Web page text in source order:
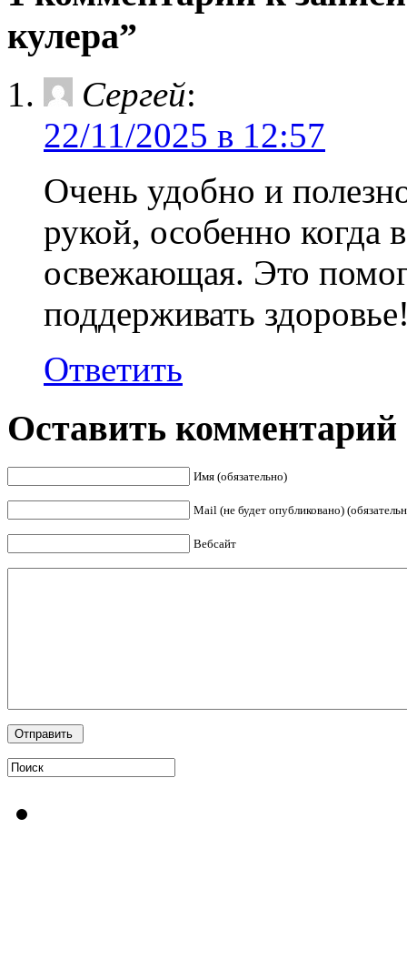
кулера”
Сергей:
22/11/2025 в 12:57
Очень удобно и
рукой, особенно когда
освежающая. Это
поддерживать
Ответить
Оставить комментарий
Имя (обязательно)
Mail (не будет опубликовано)
Вебсайт